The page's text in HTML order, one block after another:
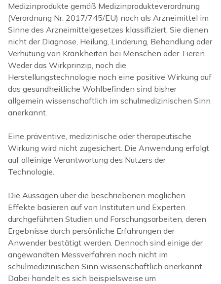
Medizinprodukte gemäß Medizinprodukteverordnung
(Verordnung Nr. 2017/745/EU) noch als Arzneimittel im
Sinne des Arzneimittelgesetzes klassifiziert. Sie dienen
nicht der Diagnose, Heilung, Linderung, Behandlung oder
Verhütung von Krankheiten bei Menschen oder Tieren.
Weder das Wirkprinzip, noch die
Herstellungstechnologie noch eine positive Wirkung auf
das gesundheitliche Wohlbefinden sind bisher
allgemein wissenschaftlich im schulmedizinischen Sinn
anerkannt.
Eine präventive, medizinische oder therapeutische
Wirkung wird nicht zugesichert. Die Anwendung erfolgt
auf alleinige Verantwortung des Nutzers der
Technologie.
Die Aussagen über die beschriebenen möglichen
Effekte basieren auf von Instituten und Experten
durchgeführten Studien und Forschungsarbeiten, deren
Ergebnisse durch persönliche Erfahrungen der
Anwender bestätigt werden. Dennoch sind einige der
angewandten Messverfahren noch nicht im
schulmedizinischen Sinn wissenschaftlich anerkannt.
Dabei handelt es sich beispielsweise um